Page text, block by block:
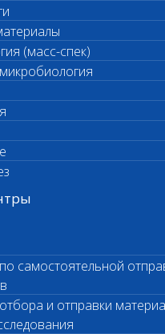
(масс-спек)
самостоятельной
и отправки
срочных